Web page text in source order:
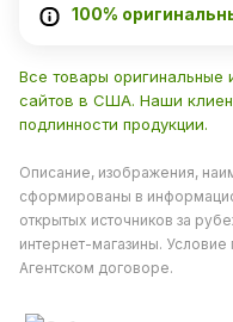
100%
Все товары оригинальные
сайтов в США. Наши
подлинности продукции.
Описание, изображения,
сформированы в
открытых источников за
интернет-магазины.
Агентском договоре.